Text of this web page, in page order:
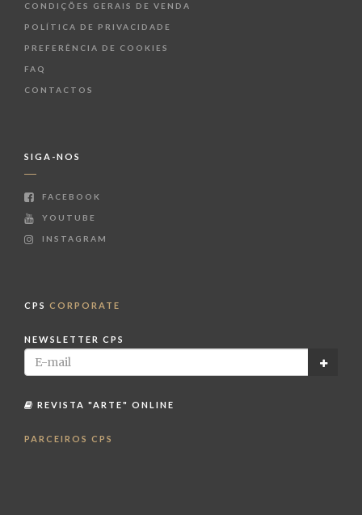
CONDIÇÕES GERAIS DE VENDA
POLÍTICA DE PRIVACIDADE
PREFERÊNCIA DE COOKIES
FAQ
CONTACTOS
SIGA-NOS
FACEBOOK
YOUTUBE
INSTAGRAM
CPS CORPORATE
NEWSLETTER CPS
REVISTA "ARTE" ONLINE
PARCEIROS CPS